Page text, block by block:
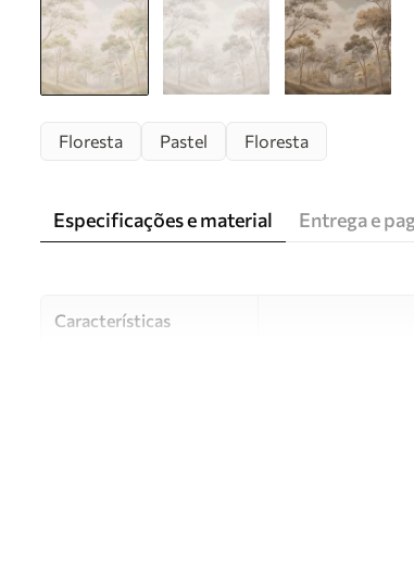
Floresta Pastel Floresta
Especificações e material Entrega e
Características
Estúdio de